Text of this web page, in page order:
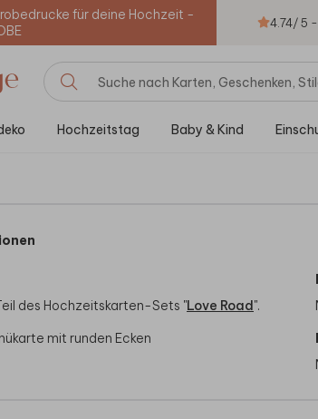
für deine Hochzeit -
4.74/ 5 -
Hochzeitstag Baby & Kind
des Hochzeitskarten-Sets "Love Road".
mit runden Ecken